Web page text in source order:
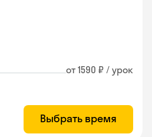
от 1590 ₽ / урок
Выбрать время